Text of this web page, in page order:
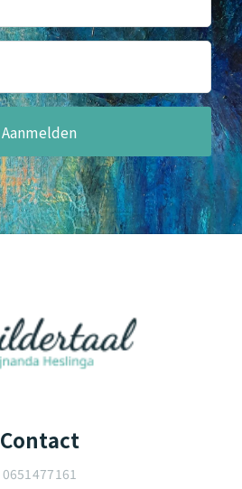
Contact
0651477161